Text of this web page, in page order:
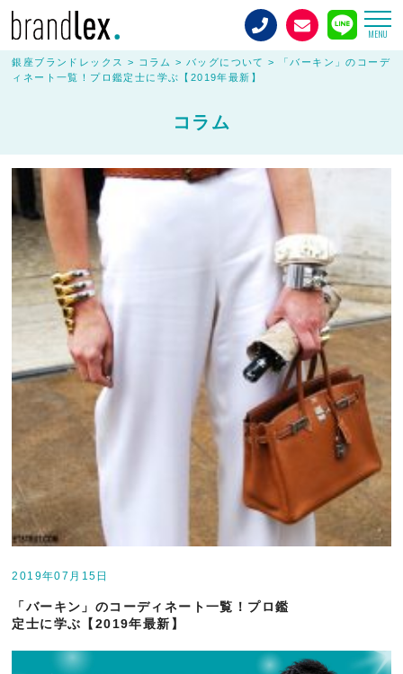
MENU
銀座ブランドレックス > コラム > バッグについて >
「バーキン」のコーデ
ィネート一覧！プロ鑑定士に学ぶ【2019年最新】
コラム
2019年07月15日
「バーキン」のコーディネート一覧！プロ鑑
定士に学ぶ【2019年最新】